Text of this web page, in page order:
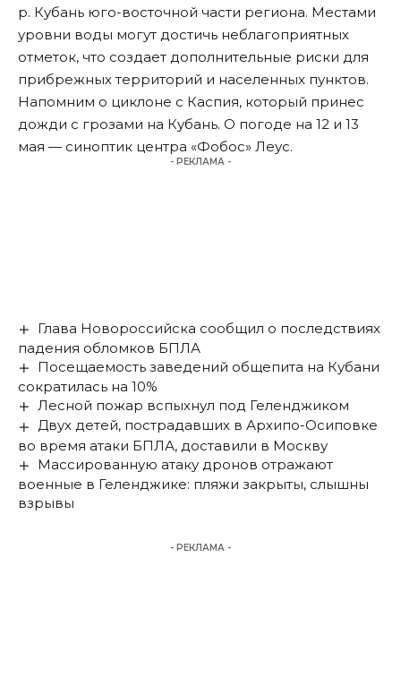
р. Кубань юго-восточной части региона. Местами
уровни воды могут достичь неблагоприятных
отметок, что создает дополнительные риски для
прибрежных территорий и населенных пунктов.
Напомним о циклоне с Каспия, который принес
дожди с грозами на Кубань. О погоде на 12 и 13
мая — синоптик центра «Фобос» Леус.
- РЕКЛАМА -
Глава Новороссийска сообщил о последствиях
падения обломков БПЛА
Посещаемость заведений общепита на Кубани
сократилась на 10%
Лесной пожар вспыхнул под Геленджиком
Двух детей, пострадавших в Архипо-Осиповке
во время атаки БПЛА, доставили в Москву
Массированную атаку дронов отражают
военные в Геленджике: пляжи закрыты, слышны
взрывы
- РЕКЛАМА -